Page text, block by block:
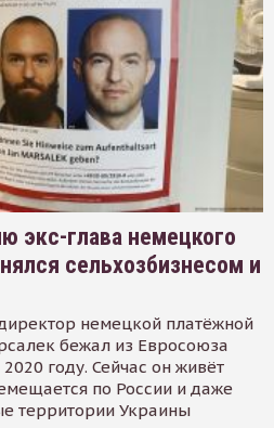
экс-глава немецкого
сельхозбизнесом и
немецкой платёжной
бежал из Евросоюза
году. Сейчас он живёт
по России и даже
территории Украины